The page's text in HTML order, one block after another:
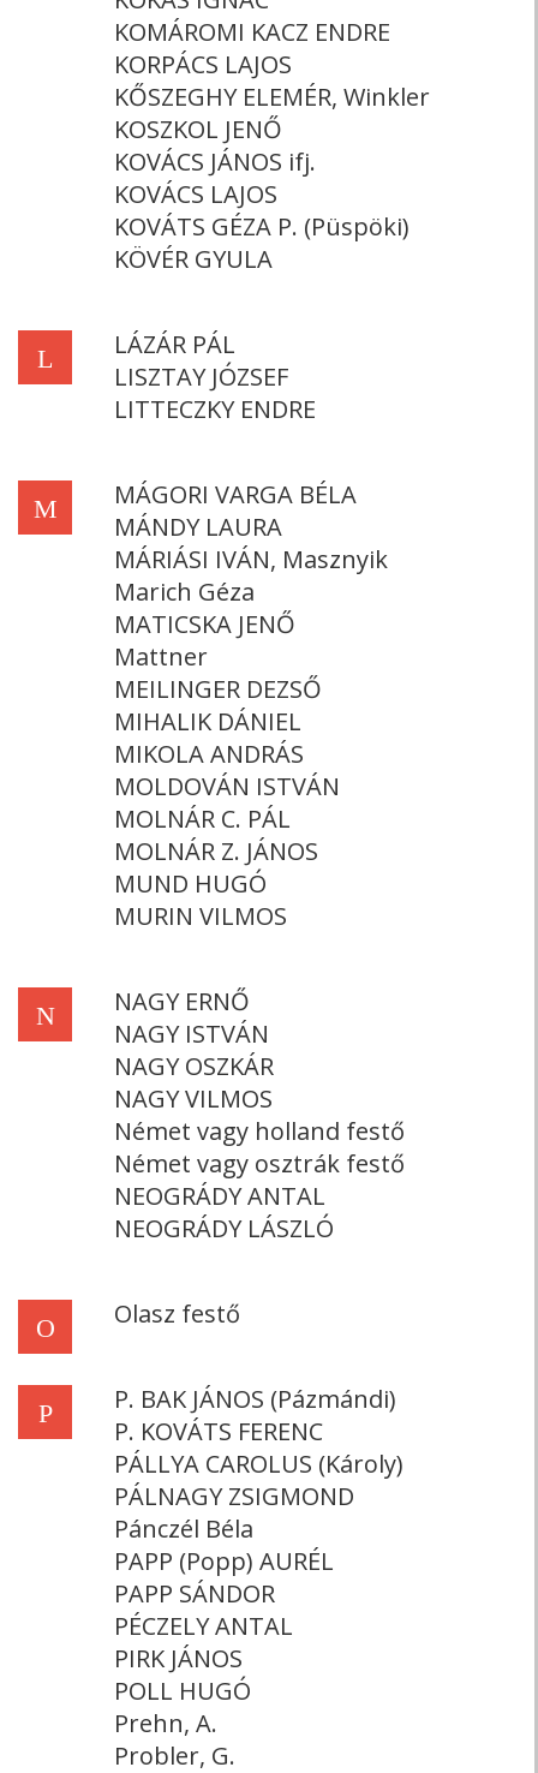
KOMÁROMI KACZ ENDRE
KORPÁCS LAJOS
KŐSZEGHY ELEMÉR, Winkler
KOSZKOL JENŐ
KOVÁCS JÁNOS ifj.
KOVÁCS LAJOS
KOVÁTS GÉZA P. (Püspöki)
KÖVÉR GYULA
L
LÁZÁR PÁL
LISZTAY JÓZSEF
LITTECZKY ENDRE
M
MÁGORI VARGA BÉLA
MÁNDY LAURA
MÁRIÁSI IVÁN, Masznyik
Marich Géza
MATICSKA JENŐ
Mattner
MEILINGER DEZSŐ
MIHALIK DÁNIEL
MIKOLA ANDRÁS
MOLDOVÁN ISTVÁN
MOLNÁR C. PÁL
MOLNÁR Z. JÁNOS
MUND HUGÓ
MURIN VILMOS
N
NAGY ERNŐ
NAGY ISTVÁN
NAGY OSZKÁR
NAGY VILMOS
Német vagy holland festő
Német vagy osztrák festő
NEOGRÁDY ANTAL
NEOGRÁDY LÁSZLÓ
O Olasz festő
P
P. BAK JÁNOS (Pázmándi)
P. KOVÁTS FERENC
PÁLLYA CAROLUS (Károly)
PÁLNAGY ZSIGMOND
Pánczél Béla
PAPP (Popp) AURÉL
PAPP SÁNDOR
PÉCZELY ANTAL
PIRK JÁNOS
POLL HUGÓ
Prehn, A.
Probler, G.